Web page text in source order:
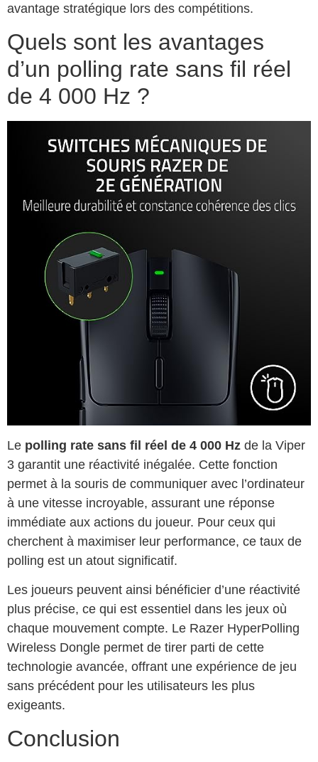
avantage stratégique lors des compétitions.
Quels sont les avantages
d’un polling rate sans fil réel
de 4 000 Hz ?
Le polling rate sans fil réel de 4 000 Hz de la Viper
3 garantit une réactivité inégalée. Cette fonction
permet à la souris de communiquer avec l’ordinateur
à une vitesse incroyable, assurant une réponse
immédiate aux actions du joueur. Pour ceux qui
cherchent à maximiser leur performance, ce taux de
polling est un atout significatif.
Les joueurs peuvent ainsi bénéficier d’une réactivité
plus précise, ce qui est essentiel dans les jeux où
chaque mouvement compte. Le Razer HyperPolling
Wireless Dongle permet de tirer parti de cette
technologie avancée, offrant une expérience de jeu
sans précédent pour les utilisateurs les plus
exigeants.
Conclusion